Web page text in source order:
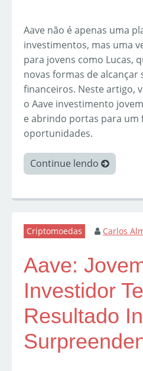
Aave não é apenas uma
investimentos, mas uma
para jovens como Lucas,
novas formas de alcançar
financeiros. Neste artigo,
o Aave investimento
e abrindo portas para
oportunidades.
Continue lendo
Criptomoedas Carlos
Aave:
Investidor
Resultado